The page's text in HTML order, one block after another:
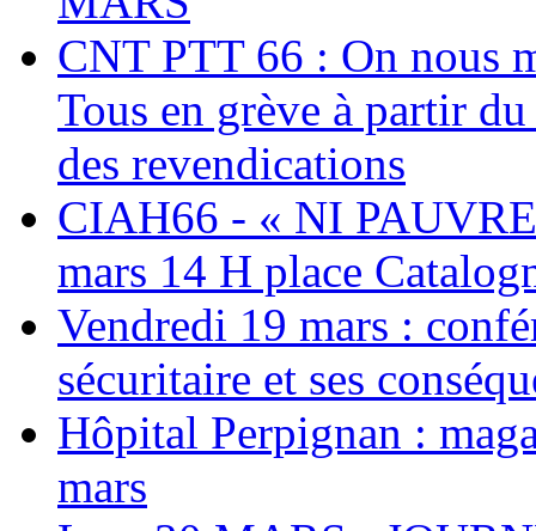
CNT PTT 66 : On nous
Tous en grève à partir
des revendications
CIAH66 - « NI
mars 14 H place
Vendredi 19 mars :
sécuritaire et ses
Hôpital Perpignan :
mars